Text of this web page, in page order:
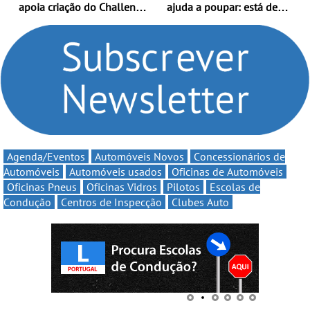
apoia criação do Challenge
compromisso com o
automobilismo nacional
continua em 2026
ajuda a poupar: está de
Volta” com descontos de
Agenda/Eventos Automóveis Novos
Concessionários de
Automóveis
Automóveis usados
Oficinas de Automóveis
Oficinas Pneus
Oficinas Vidros Pilotos
Escolas de
Condução
Centros de Inspecção Clubes Auto